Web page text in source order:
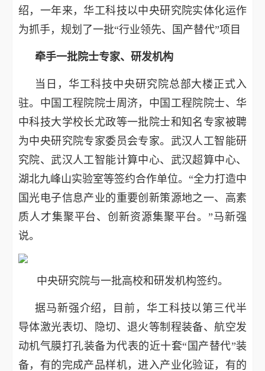
绍，一年来，华工科技以中央研究院实体化运作
为抓手，规划了一批“行业领先、国产替代”项目
牵手一批院士专家、研发机构
当日，华工科技中央研究院总部大楼正式入
驻。中国工程院院士周济，中国工程院院士、华
中科技大学校长尤政等一批院士和知名专家被聘
为中央研究院专家委员会专家。武汉人工智能研
究院、武汉人工智能计算中心、武汉超算中心、
湖北九峰山实验室等签约合作单位。“全力打造中
国光电子信息产业的重要创新策源地之一、高素
质人才集聚平台、创新资源集聚平台。”马新强
说。
中央研究院与一批高校和研发机构签约。
据马新强介绍，目前，华工科技以第三代半
导体激光表切、隐切、退火等制程装备、航空发
动机气膜打孔装备为代表的近十套“国产替代”装
备，有的完成产品样机，进入产业化验证，有的